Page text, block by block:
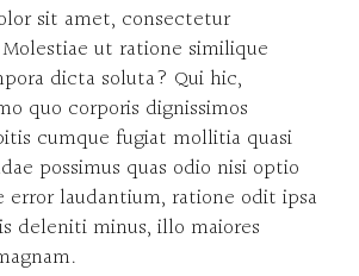
sit amet, consectetur
ut ratione similique
dicta soluta? Qui hic,
quo corporis dignissimos
cumque fugiat mollitia quasi
possimus quas odio nisi optio
error laudantium, ratione odit ipsa
deleniti minus, illo maiores